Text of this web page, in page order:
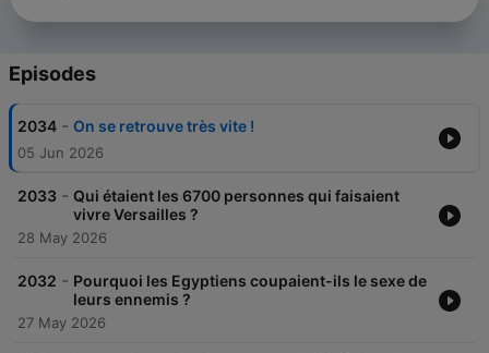
Episodes
2034 - On se retrouve très vite !
05 Jun 2026
2033 - Qui étaient les 6700 personnes qui faisaient
vivre Versailles ?
28 May 2026
2032 - Pourquoi les Egyptiens coupaient-ils le sexe de
leurs ennemis ?
27 May 2026